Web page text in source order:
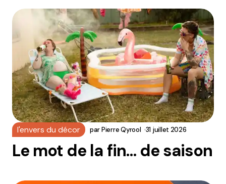
l'envers du décor parPierre Qyrool 31 juillet 2026
Le mot de la fin… de saison